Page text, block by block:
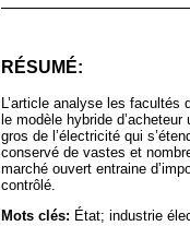
RÉSUMÉ:
L’article analyse les facultés
le modèle hybride
gros de l’électricité qui
conservé de vastes et
marché ouvert entraine
contrôlé.
Mots clés: État; industrie